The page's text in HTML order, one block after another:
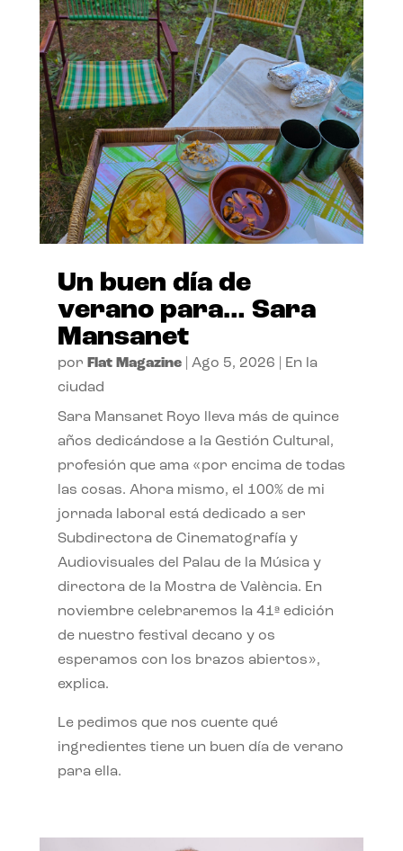
Un buen día de
verano para… Sara
Mansanet
por Flat Magazine| Ago 5, 2026
En la
ciudad
Sara Mansanet Royo lleva más de quince
años dedicándose a la Gestión Cultural,
profesión que ama «por encima de todas
las cosas. Ahora mismo, el 100% de mi
jornada laboral está dedicado a ser
Subdirectora de Cinematografía y
Audiovisuales del Palau de la Música y
directora de la Mostra de València. En
noviembre celebraremos la 41ª edición
de nuestro festival decano y os
esperamos con los brazos abiertos»,
explica.
Le pedimos que nos cuente qué
ingredientes tiene un buen día de verano
para ella.